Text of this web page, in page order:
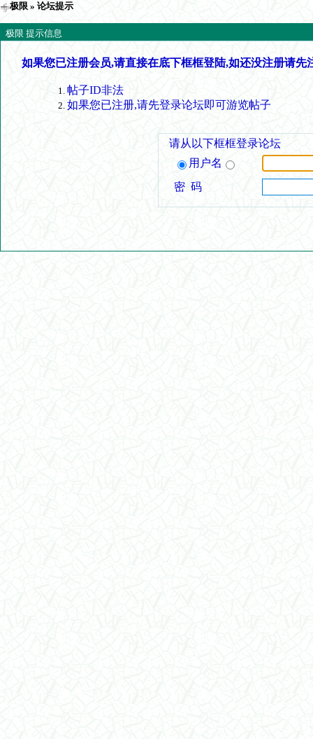
极限 » 论坛提示
极限 提示信息
如果您已注册会员,请直接在底下框框登陆,如还没注册请先
帖子ID非法
如果您已注册,请先登录论坛即可游览帖子
请从以下框框登录论坛
用户名
密 码